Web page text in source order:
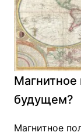
Магнитное
будущем?
Магнитное